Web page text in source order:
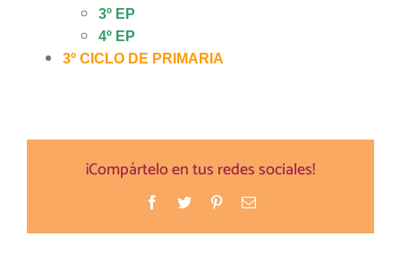
3º EP
4º EP
3º CICLO DE PRIMARIA
¡Compártelo en tus redes sociales!
Facebook
Twitter PinterestCorreo